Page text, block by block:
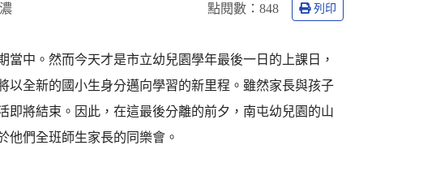
點閱數： 848 列印
中。然而今天才是市立幼兒園學年最後一日的上課日，
全新的國小生身分邁向學習的新里程。雖然家長與孩子
將結束。因此，在這最後分離的前夕，南屯幼兒園的山
他們全班師生家長的同樂會。